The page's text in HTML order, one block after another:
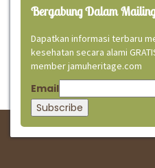
Bergabung Dalam
Dapatkan informasi terbaru
kesehatan secara alami
member jamuheritage.com
Email